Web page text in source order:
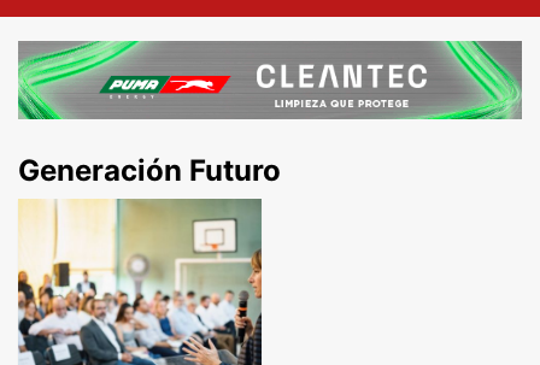
Generación Futuro